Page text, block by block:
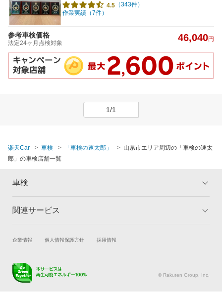
4.5 （343件）
作業実績（7件）
参考車検価格
法定24ヶ月点検対象 46,040円
1/1
楽天Car 車検 「車検の速太郎」
山県市エリア周辺の「車検の速太
郎」の車検店舗一覧
車検
トップ
車検の基礎知識 キャンペーン一覧
関連サービス
試乗・商談 新車購入
キズ修理予約
メンテナンス管理
企業情報 個人情報保護方針 採用情報
© Rakuten Group, Inc.